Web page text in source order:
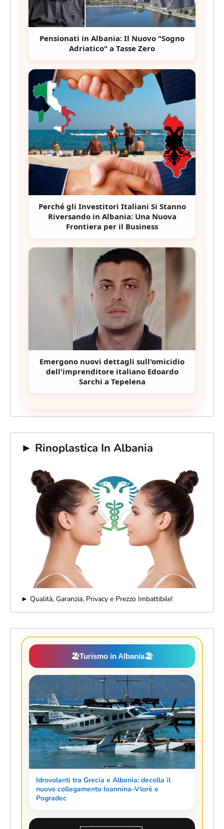
Pensionati in Albania: Il Nuovo "Sogno
Adriatico" a Tasse Zero
Perché gli Investitori Italiani Si Stanno
Riversando in Albania: Una Nuova
Frontiera per il Business
Emergono nuovi dettagli sull'omicidio
dell'imprenditore italiano Edoardo
Sarchi a Tepelena
► Rinoplastica In Albania
► Qualità, Garanzia, Privacy e Prezzo Imbattibile!
🏖️Turismo in Albania🏖️
Idrovolanti tra Grecia e Albania: decolla il
nuovo collegamento Ioannina–Vlorë e
Pogradec